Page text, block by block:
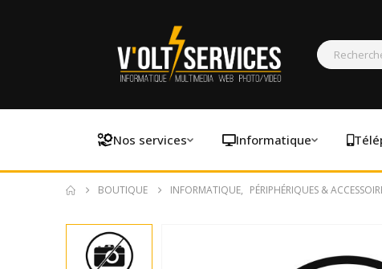
Nos services Informatique
BOUTIQUE INFORMATIQUE, PÉRIPHÉRIQUES &